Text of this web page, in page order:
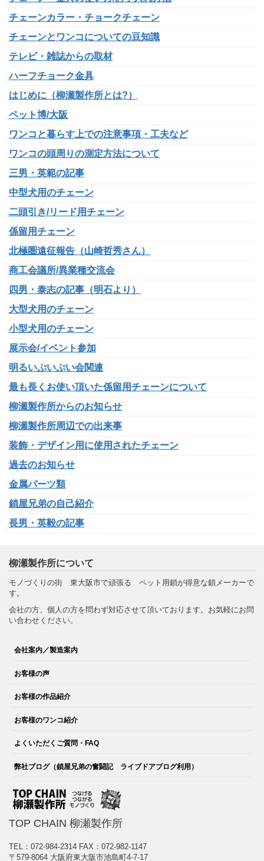
チェーンカラー・チョークチェーン
チェーンとワンコについての豆知識
テレビ・雑誌からの取材
ハーフチョーク金具
はじめに（柳瀬製作所とは?）
ペット博/大阪
ワンコと暮らす上での注意事項・工夫など
ワンコの頭周りの測定方法について
三男・英範の記事
中型犬用のチェーン
二頭引き/リード用チェーン
係留用チェーン
北極圏遠征報告（山崎哲秀さん）
商工会議所/異業種交流会
四男・泰志の記事（明石より）
大型犬用のチェーン
小型犬用のチェーン
展示会/イベント参加
明るいぷいぷい会関連
最も長くお使い頂いた係留用チェーンについて
柳瀬製作所からのお知らせ
柳瀬製作所周辺での出来事
装飾・デザイン用に使用されたチェーン
過去のお知らせ
金属パーツ類
鎖屋兄弟の自己紹介
長男・英毅の記事
柳瀬製作所について
モノづくりの街 東大阪市で頑張る ペット用鎖が得意な鎖メーカーで
す。
会社の方、個人の方を問わず対応させて頂いております。お気軽にお問
い合わせください。
会社案内／製造案内
お客様の声
お客様の作品紹介
お客様のワンコ紹介
よくいただくご質問・FAQ
弊社ブログ（鎖屋兄弟の奮闘記 ライブドアブログ利用）
TOP CHAIN 柳瀬製作所
TEL：072-984-2314 FAX：072-982-1147
〒579-8064 大阪府東大阪市池島町4-7-17